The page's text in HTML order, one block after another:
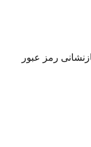
رمز عبور